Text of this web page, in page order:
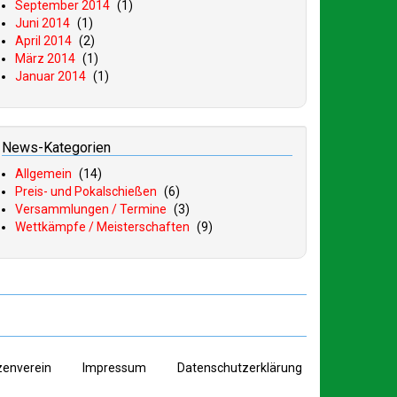
September 2014 (1)
Juni 2014 (1)
April 2014 (2)
März 2014 (1)
Januar 2014 (1)
News-Kategorien
Allgemein (14)
Preis- und Pokalschießen (6)
Versammlungen / Termine (3)
Wettkämpfe / Meisterschaften (9)
mpressum Datenschutzerklärung